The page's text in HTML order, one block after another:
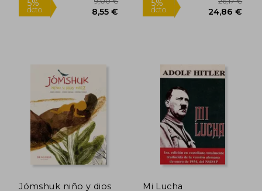
5%
dcto. 8,55 €
Rápido
5%
dcto.
Jómshuk niño y dios
Mi Lucha